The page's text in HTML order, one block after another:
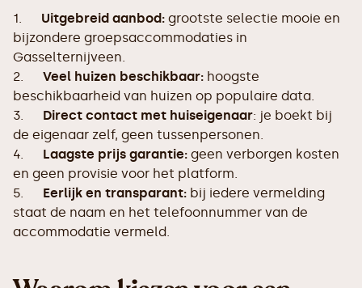
1. Uitgebreid aanbod: grootste selectie mooie en
bijzondere groepsaccommodaties in
Gasselternijveen.
2. Veel huizen beschikbaar: hoogste
beschikbaarheid van huizen op populaire data.
3. Direct contact met huiseigenaar: je boekt bij
de eigenaar zelf, geen tussenpersonen.
4. Laagste prijs garantie: geen verborgen kosten
en geen provisie voor het platform.
5. Eerlijk en transparant: bij iedere vermelding
staat de naam en het telefoonnummer van de
accommodatie vermeld.